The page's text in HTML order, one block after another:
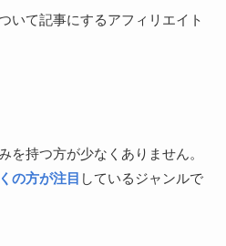
いて記事にするアフィリエイト
を持つ方が少なくありません。
の方が注目 しているジャンルで